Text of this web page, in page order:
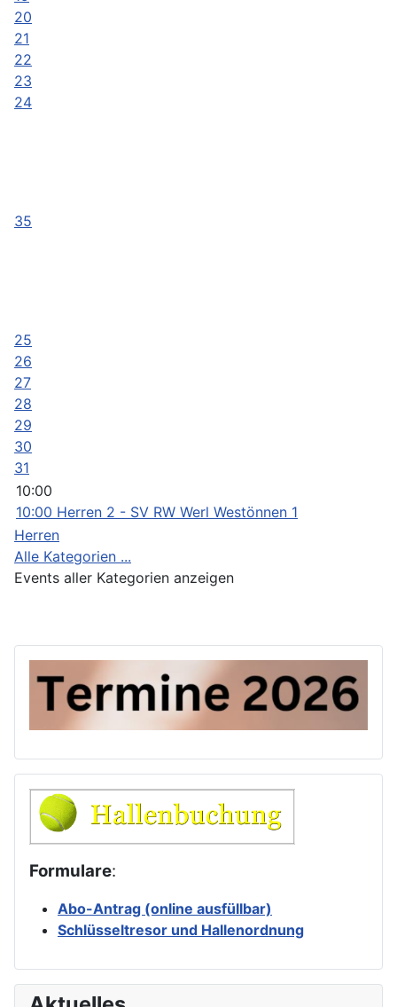
20
21
22
23
24
35
25
26
27
28
29
30
31
10:00
10:00 Herren 2 - SV RW Werl Westönnen 1
Herren
Alle Kategorien ...
Events aller Kategorien anzeigen
Formulare:
Abo-Antrag (online ausfüllbar)
Schlüsseltresor und Hallenordnung